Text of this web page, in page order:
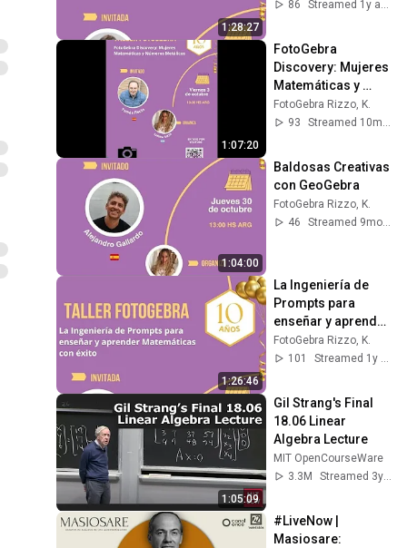
1:28:27
86 Streamed 1y ago
1:07:20
FotoGebra
Discovery: Mujeres
Matemáticas y
Números Metálicos
FotoGebra Rizzo, K.
93
Streamed 10mo ago
1:04:00
Baldosas Creativas
con GeoGebra
FotoGebra Rizzo, K.
46
1:26:46
La Ingeniería de
Prompts para
enseñar y aprender
Matemáticas con
éxito
FotoGebra Rizzo, K.
101
1:05:09
Gil Strang's Final
18.06 Linear
Algebra Lecture
MIT OpenCourseWare
3.3M
#LiveNow |
Masiosare: